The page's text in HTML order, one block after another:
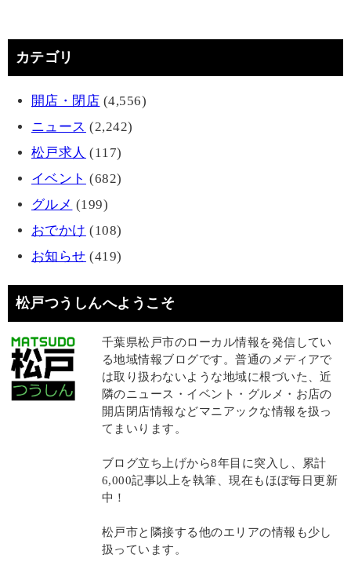
カテゴリ
開店・閉店 (4,556)
ニュース (2,242)
松戸求人 (117)
イベント (682)
グルメ (199)
おでかけ (108)
お知らせ (419)
松戸つうしんへようこそ
千葉県松戸市のローカル情報を発信してい
る地域情報ブログです。普通のメディアで
は取り扱わないような地域に根づいた、近
隣のニュース・イベント・グルメ・お店の
開店閉店情報などマニアックな情報を扱っ
てまいります。
ブログ立ち上げから8年目に突入し、累計
6,000記事以上を執筆、現在もほぼ毎日更新
中！
松戸市と隣接する他のエリアの情報も少し
扱っています。